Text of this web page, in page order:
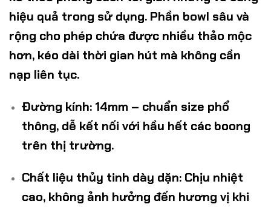
hiệu quả trong sử dụng. Phần bowl sâu và
rộng cho phép chứa được nhiều thảo mộc
hơn, kéo dài thời gian hút mà không cần
nạp liên tục.
Đường kính: 14mm – chuẩn size phổ
thông, dễ kết nối với hầu hết các boong
trên thị trường.
Chất liệu thủy tinh dày dặn: Chịu nhiệt
cao, không ảnh hưởng đến hương vị khi